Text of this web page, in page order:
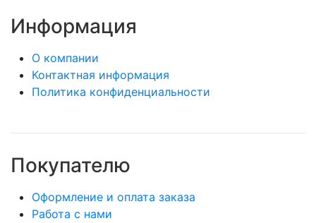
Информация
О компании
Контактная информация
Политика конфиденциальности
Покупателю
Оформление и оплата заказа
Работа с нами